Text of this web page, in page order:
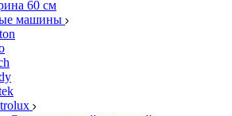
60 см
машины